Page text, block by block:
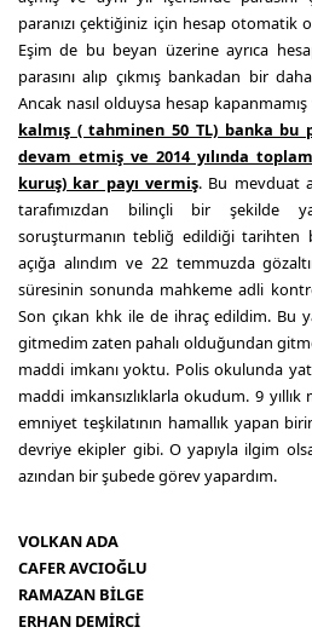
paranızı çektiğiniz için hesap otomatik
Eşim de bu beyan üzerine ayrıca
parasını alıp çıkmış bankadan bir
Ancak nasıl olduysa hesap kapanmamış
kalmış ( tahminen 50 TL) banka bu
devam etmiş ve 2014 yılında
kuruş) kar payı vermiş. Bu mevduat
tarafımızdan bilinçli bir şekilde
soruşturmanın tebliğ edildiği
açığa alındım ve 22 temmuzda
süresinin sonunda mahkeme adli
Son çıkan khk ile de ihraç edildim. Bu
gitmedim zaten pahalı olduğundan
maddi imkanı yoktu. Polis okulunda
maddi imkansızlıklarla okudum. 9
emniyet teşkilatının hamallık yapan
devriye ekipler gibi. O yapıyla ilgim
azından bir şubede görev yapardım.
VOLKAN ADA
CAFER AVCIOĞLU
RAMAZAN BİLGE
ERHAN DEMİRCİ